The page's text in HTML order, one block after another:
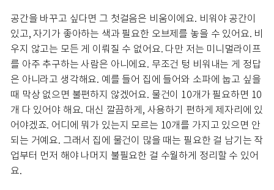
공간을 바꾸고 싶다면 그 첫걸음은 비움이에요. 비워야 공간이
있고, 자기가 좋아하는 색과 필요한 오브제를 놓을 수 있어요. 비
우지 않고는 모든 게 이뤄질 수 없어요. 다만 저는 미니멀라이프
를 아주 추구하는 사람은 아니에요. 무조건 텅 비워내는 게 정답
은 아니라고 생각해요. 예를 들어 집에 들어와 소파에 눕고 싶을
때 막상 없으면 불편하지 않겠어요. 물건이 10개가 필요하면 10
개 다 있어야 해요. 대신 깔끔하게, 사용하기 편하게 제자리에 있
어야겠죠. 어디에 뭐가 있는지 모르는 10개를 가지고 있으면 안
되는 거예요. 그래서 집에 물건이 많을 때는 필요한 걸 남기는 작
업부터 먼저 해야 나머지 불필요한 걸 수월하게 정리할 수 있어
요.